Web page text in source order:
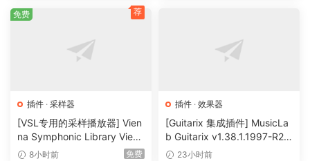
modwave can do either one.
Use over 30 Modifiers to alter the character of any
guantizatoin or saturatoin, or revisit the qritty character of
old-school wavetable synths with audiolove.me the
Vintaqe 8 & 12 optoins.
插件 · 采样器
[VSL专用的采样播放器] Vien
na Symphonic Library Vienn
a Synchron Player v1.3.302
8小时前 免费
免费 荐
插件 · 效果器
[Guitarix 集成插件] MusicLa
b Guitarix v1.38.1.1997-R2R
[WiN]（7.5MB）
23小时前